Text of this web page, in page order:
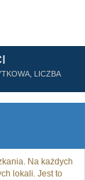
LICZBA
Na każdych
lokali. Jest to